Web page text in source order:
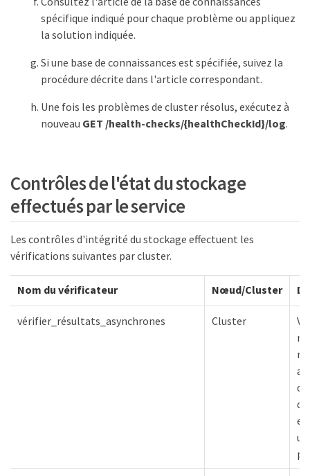
spécifique indiqué pour chaque problème ou appliquez
la solution indiquée.
Si une base de connaissances est spécifiée, suivez la
procédure décrite dans l'article correspondant.
Une fois les problèmes de cluster résolus, exécutez à
nouveau GET /health-checks/{healthCheckId}/log.
Contrôles de l'état du stockage
effectués par le service
Les contrôles d'intégrité du stockage effectuent les
vérifications suivantes par cluster.
Nom du vérificateur Nœud/Cluster
vérifier_résultats_asynchrones Cluster